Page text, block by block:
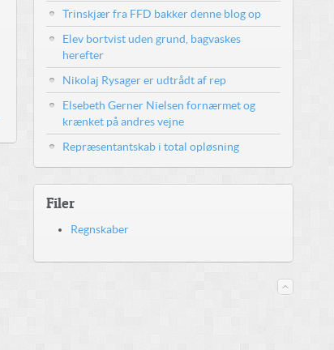
Trinskjær fra FFD bakker denne blog op
Elev bortvist uden grund, bagvaskes
herefter
Nikolaj Rysager er udtrådt af rep
Elsebeth Gerner Nielsen fornærmet og
krænket på andres vejne
Repræsentantskab i total opløsning
Filer
Regnskaber